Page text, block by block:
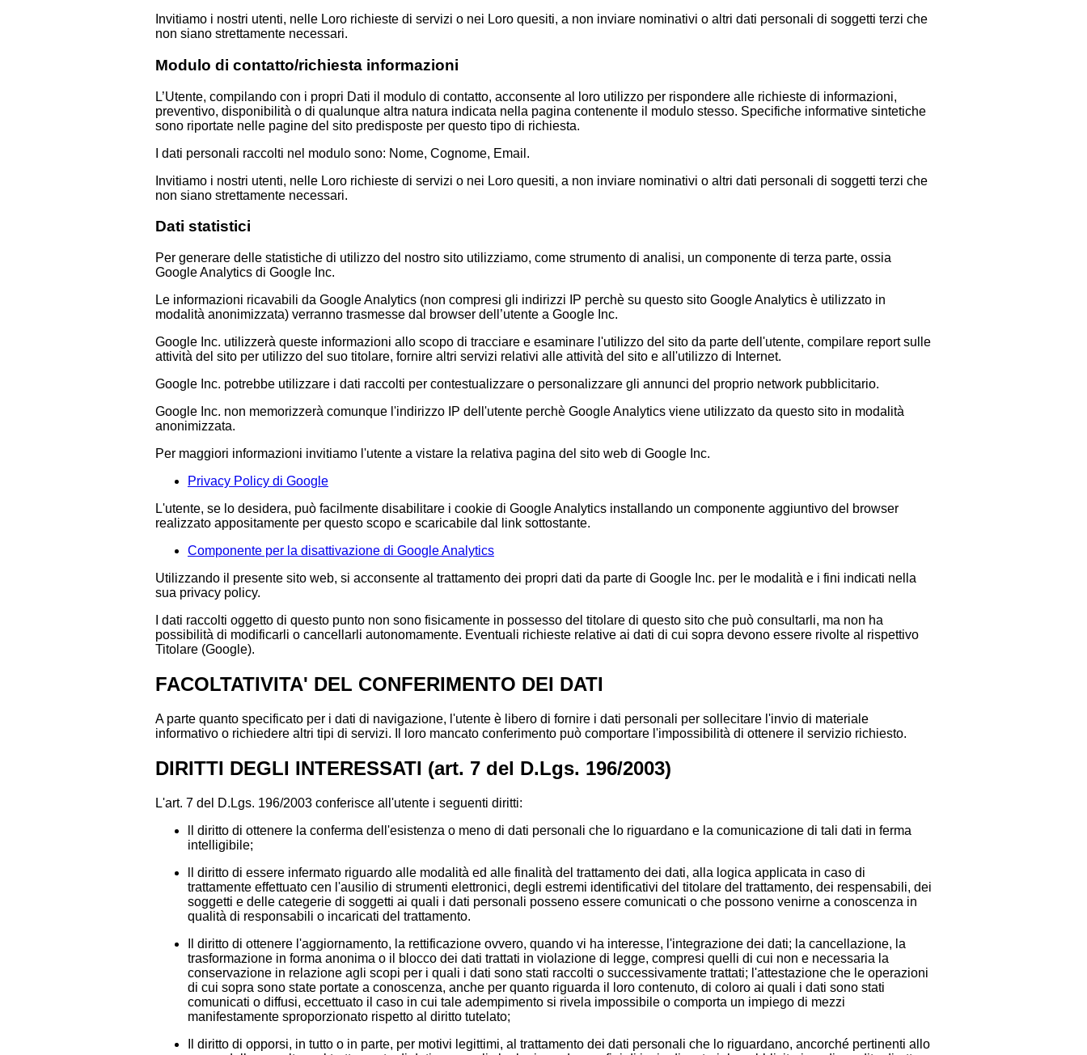
Invitiamo i nostri utenti, nelle Loro richieste di servizi o nei Loro quesiti, a non inviare nominativi o altri dati personali di soggetti terzi che
non siano strettamente necessari.
Modulo di contatto/richiesta informazioni
L’Utente, compilando con i propri Dati il modulo di contatto, acconsente al loro utilizzo per rispondere alle richieste di informazioni,
preventivo, disponibilità o di qualunque altra natura indicata nella pagina contenente il modulo stesso. Specifiche informative sintetiche
sono riportate nelle pagine del sito predisposte per questo tipo di richiesta.
I dati personali raccolti nel modulo sono: Nome, Cognome, Email.
Invitiamo i nostri utenti, nelle Loro richieste di servizi o nei Loro quesiti, a non inviare nominativi o altri dati personali di soggetti terzi che
non siano strettamente necessari.
Dati statistici
Per generare delle statistiche di utilizzo del nostro sito utilizziamo, come strumento di analisi, un componente di terza parte, ossia
Google Analytics di Google Inc.
Le informazioni ricavabili da Google Analytics (non compresi gli indirizzi IP perchè su questo sito Google Analytics è utilizzato in
modalità anonimizzata) verranno trasmesse dal browser dell’utente a Google Inc.
Google Inc. utilizzerà queste informazioni allo scopo di tracciare e esaminare l'utilizzo del sito da parte dell'utente, compilare report sulle
attività del sito per utilizzo del suo titolare, fornire altri servizi relativi alle attività del sito e all'utilizzo di Internet.
Google Inc. potrebbe utilizzare i dati raccolti per contestualizzare o personalizzare gli annunci del proprio network pubblicitario.
Google Inc. non memorizzerà comunque l'indirizzo IP dell'utente perchè Google Analytics viene utilizzato da questo sito in modalità
anonimizzata.
Per maggiori informazioni invitiamo l'utente a vistare la relativa pagina del sito web di Google Inc.
Privacy Policy di Google
L'utente, se lo desidera, può facilmente disabilitare i cookie di Google Analytics installando un componente aggiuntivo del browser
realizzato appositamente per questo scopo e scaricabile dal link sottostante.
Componente per la disattivazione di Google Analytics
Utilizzando il presente sito web, si acconsente al trattamento dei propri dati da parte di Google Inc. per le modalità e i fini indicati nella
sua privacy policy.
I dati raccolti oggetto di questo punto non sono fisicamente in possesso del titolare di questo sito che può consultarli, ma non ha
possibilità di modificarli o cancellarli autonomamente. Eventuali richieste relative ai dati di cui sopra devono essere rivolte al rispettivo
Titolare (Google).
FACOLTATIVITA' DEL CONFERIMENTO DEI DATI
A parte quanto specificato per i dati di navigazione, l'utente è libero di fornire i dati personali per sollecitare l'invio di materiale
informativo o richiedere altri tipi di servizi. Il loro mancato conferimento può comportare l'impossibilità di ottenere il servizio richiesto.
DIRITTI DEGLI INTERESSATI (art. 7 del D.Lgs. 196/2003)
L'art. 7 del D.Lgs. 196/2003 conferisce all'utente i seguenti diritti:
ll diritto di ottenere la conferma dell'esistenza o meno di dati personali che lo riguardano e la comunicazione di tali dati in ferma
intelligibile;
ll diritto di essere infermato riguardo alle modalità ed alle finalità del trattamento dei dati, alla logica applicata in caso di
trattamente effettuato cen l'ausilio di strumenti elettronici, degli estremi identificativi del titolare del trattamento, dei respensabili, dei
soggetti e delle categerie di soggetti ai quali i dati personali posseno essere comunicati o che possono venirne a conoscenza in
qualità di responsabili o incaricati del trattamento.
Il diritto di ottenere l'aggiornamento, la rettificazione ovvero, quando vi ha interesse, l'integrazione dei dati; la cancellazione, la
trasformazione in forma anonima o il blocco dei dati trattati in violazione di legge, compresi quelli di cui non e necessaria la
conservazione in relazione agli scopi per i quali i dati sono stati raccolti o successivamente trattati; l'attestazione che le operazioni
di cui sopra sono state portate a conoscenza, anche per quanto riguarda il loro contenuto, di coloro ai quali i dati sono stati
comunicati o diffusi, eccettuato il caso in cui tale adempimento si rivela impossibile o comporta un impiego di mezzi
manifestamente sproporzionato rispetto al diritto tutelato;
Il diritto di opporsi, in tutto o in parte, per motivi legittimi, al trattamento dei dati personali che lo riguardano, ancorché pertinenti allo